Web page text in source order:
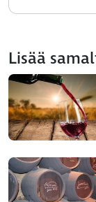
Lisää